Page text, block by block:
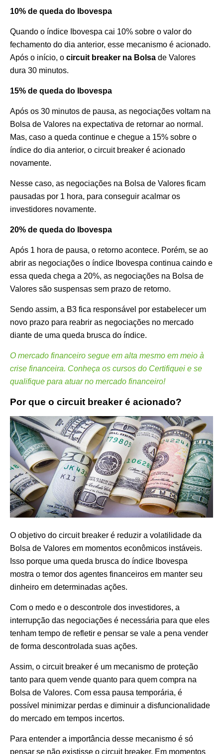
10% de queda do Ibovespa
Quando o índice Ibovespa cai 10% sobre o valor do
fechamento do dia anterior, esse mecanismo é acionado.
Após o início, o circuit breaker na Bolsa de Valores
dura 30 minutos.
15% de queda do Ibovespa
Após os 30 minutos de pausa, as negociações voltam na
Bolsa de Valores na expectativa de retornar ao normal.
Mas, caso a queda continue e chegue a 15% sobre o
índice do dia anterior, o circuit breaker é acionado
novamente.
Nesse caso, as negociações na Bolsa de Valores ficam
pausadas por 1 hora, para conseguir acalmar os
investidores novamente.
20% de queda do Ibovespa
Após 1 hora de pausa, o retorno acontece. Porém, se ao
abrir as negociações o índice Ibovespa continua caindo e
essa queda chega a 20%, as negociações na Bolsa de
Valores são suspensas sem prazo de retorno.
Sendo assim, a B3 fica responsável por estabelecer um
novo prazo para reabrir as negociações no mercado
diante de uma queda brusca do índice.
O mercado financeiro segue em alta mesmo em meio à
crise financeira. Conheça os cursos do Certifiquei e se
qualifique para atuar no mercado financeiro!
Por que o circuit breaker é acionado?
O objetivo do circuit breaker é reduzir a volatilidade da
Bolsa de Valores em momentos econômicos instáveis.
Isso porque uma queda brusca do índice Ibovespa
mostra o temor dos agentes financeiros em manter seu
dinheiro em determinadas ações.
Com o medo e o descontrole dos investidores, a
interrupção das negociações é necessária para que eles
tenham tempo de refletir e pensar se vale a pena vender
de forma descontrolada suas ações.
Assim, o circuit breaker é um mecanismo de proteção
tanto para quem vende quanto para quem compra na
Bolsa de Valores. Com essa pausa temporária, é
possível minimizar perdas e diminuir a disfuncionalidade
do mercado em tempos incertos.
Para entender a importância desse mecanismo é só
pensar se não existisse o circuit breaker. Em momentos